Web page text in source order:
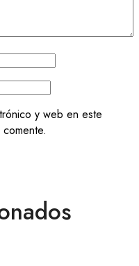
y web en este